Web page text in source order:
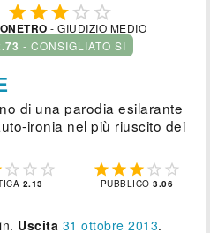
  
- GIUDIZIO MEDIO
- CONSIGLIATO SÌ
di una parodia esilarante
ironia nel più riuscito dei
  
2.13
    
PUBBLICO3.06
Uscita 31 ottobre 2013.